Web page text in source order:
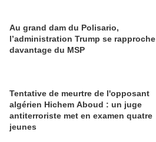
Au grand dam du Polisario,
l’administration Trump se rapproche
davantage du MSP
Tentative de meurtre de l'opposant
algérien Hichem Aboud : un juge
antiterroriste met en examen quatre
jeunes